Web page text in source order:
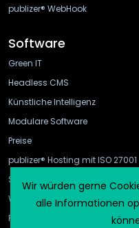
publizer® WebHook
Software
Green IT
Headless CMS
Künstliche Intelligenz
Modulare Software
Preise
publizer® Hosting mit ISO 27001
Schnittstellen
WebHook und API Gateway
FAQ
Wir würden gerne
alle Informationen